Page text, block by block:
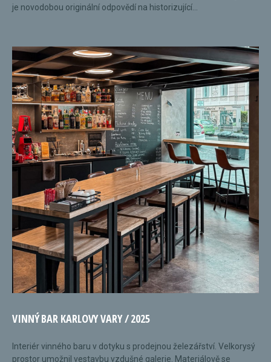
je novodobou originální odpovědí na historizující...
VINNÝ BAR KARLOVY VARY / 2025
Interiér vinného baru v dotyku s prodejnou železářství. Velkorysý
prostor umožnil vestavbu vzdušné galerie. Materiálově se